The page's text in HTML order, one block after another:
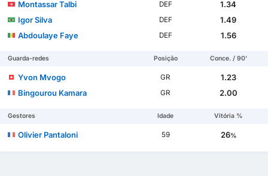
Montassar Talbi
DEF
1.34
Igor Silva
DEF
1.49
Abdoulaye Faye
DEF 1.56
Guarda-redes Posição Conce. / 90'
Yvon Mvogo GR
1.23
Bingourou Kamara
GR 2.00
Gestores Idade Vitória %
Olivier Pantaloni 59 26%